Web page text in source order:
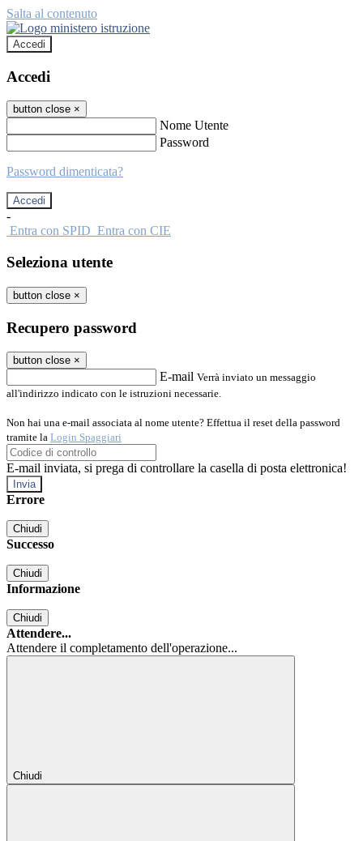
Salta al contenuto
Accedi
Accedi
button close ×
Nome Utente
Password
Password dimenticata?
-
Entra con SPID Entra con CIE
Seleziona utente
button close ×
Recupero password
button close ×
E-mail Verrà inviato un messaggio
all'indirizzo indicato con le istruzioni necessarie.
Non hai una e-mail associata al nome utente? Effettua il reset della password
tramite la Login Spaggiari
E-mail inviata, si prega di controllare la casella di posta elettronica!
Errore
Chiudi
Successo
Chiudi
Informazione
Chiudi
Attendere...
Attendere il completamento dell'operazione...
Chiudi